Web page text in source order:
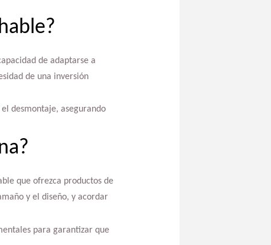
de adaptarse a
de una inversión
desmontaje, asegurando
que ofrezca productos de
y el diseño, y acordar
para garantizar que